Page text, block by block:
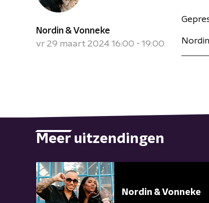
Nordin & Vonneke
vr 29 maart 2024 16:00 - 19:00
Meer uitzendingen
Nordin & Vonneke